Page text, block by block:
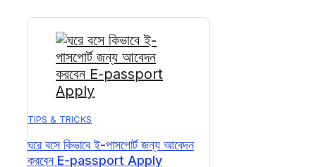
TIPS & TRICKS
ঘরে বসে কিভাবে ই-পাসপোর্ট জন্য আবেদন
করবেন E-passport Apply